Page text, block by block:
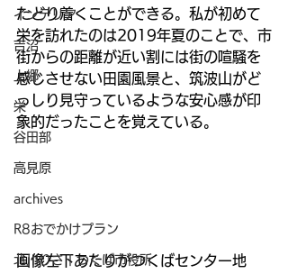
インテリア
吉沼
上郷
栄
谷田部
高見原
archives
R8おでかけプラン
北川りさ | つくば市役所
たどり着くことができる。私が初めて
栄を訪れたのは2019年夏のことで、市
街からの距離が近い割には街の喧騒を
感じさせない田園風景と、筑波山がど
っしり見守っているような安心感が印
象的だったことを覚えている。
画像左下あたりがつくばセンター地